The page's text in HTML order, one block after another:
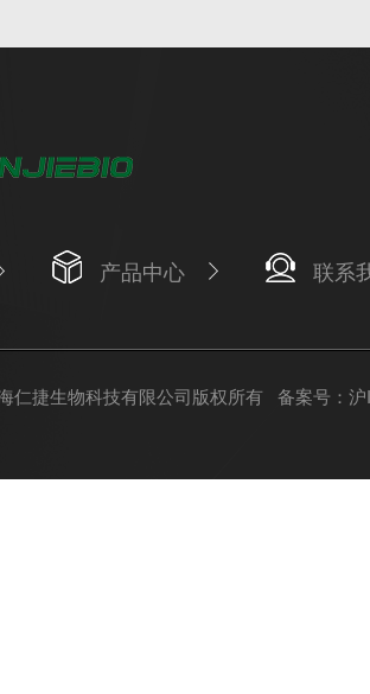
产品中心 联系
仁捷生物科技有限公司版权所有 备案号：